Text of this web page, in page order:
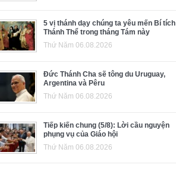
5 vị thánh dạy chúng ta yêu mến Bí tích
Thánh Thể trong tháng Tám này
Thứ Năm 06.08.2026
Đức Thánh Cha sẽ tông du Uruguay,
Argentina và Pêru
Thứ Năm 06.08.2026
Tiếp kiến chung (5/8): Lời cầu nguyện
phụng vụ của Giáo hội
Thứ Năm 06.08.2026